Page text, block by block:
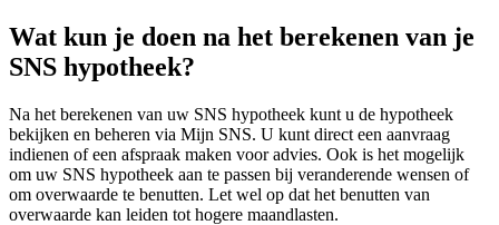
Wat kun je doen na het berekenen van je
SNS hypotheek?
Na het berekenen van uw SNS hypotheek kunt u de hypotheek
bekijken en beheren via Mijn SNS. U kunt direct een aanvraag
indienen of een afspraak maken voor advies. Ook is het mogelijk
om uw SNS hypotheek aan te passen bij veranderende wensen of
om overwaarde te benutten. Let wel op dat het benutten van
overwaarde kan leiden tot hogere maandlasten.